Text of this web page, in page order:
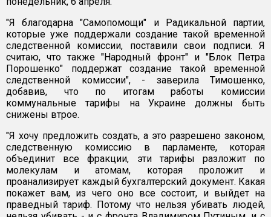
"Я благодарна "Самопомощи" и Радикальной партии,
которые уже поддержали создание такой временной
следственной комиссии, поставили свои подписи. Я
считаю, что также "Народный фронт" и "Блок Петра
Порошенко" поддержат создание такой временной
следственной комиссии", - заверила Тимошенко,
добавив, что по итогам работы комиссии
коммунальные тарифы на Украине должны быть
снижены втрое.
"Я хочу предложить создать, а это разрешено законом,
следственную комиссию в парламенте, которая
объединит все фракции, эти тарифы разложит по
молекулам и атомам, которая проложит и
проанализирует каждый бухгалтерский документ. Какая
покажет вам, из чего оно все состоит, и выйдет на
праведный тариф. Потому что нельзя убивать людей,